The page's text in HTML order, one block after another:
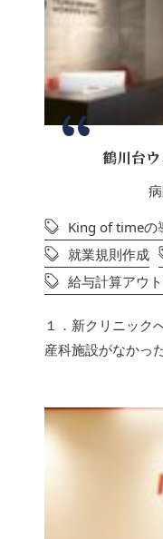
鶴川台
King of timeの
就業規則作成
給与計算アウ
１．新クリニック
産科施設がなかっ